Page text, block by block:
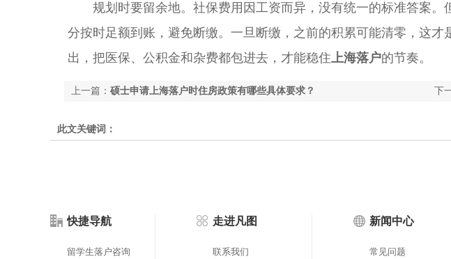
规划时要留余地。社保费用因工资而异，没有统一的标准答案。
分按时足额到账，避免断缴。一旦断缴，之前的积累可能清零，这
出，把医保、公积金和杂费都包进去，才能稳住上海落户的节奏。
下
上一篇： 硕士申请上海落户时住房政策有哪些具体要求？
此文关键词：
快捷导航
留学生落户咨询
走进凡图
联系我们
新闻中心
常见问题